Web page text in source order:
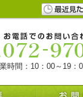
時間：10：00～19：